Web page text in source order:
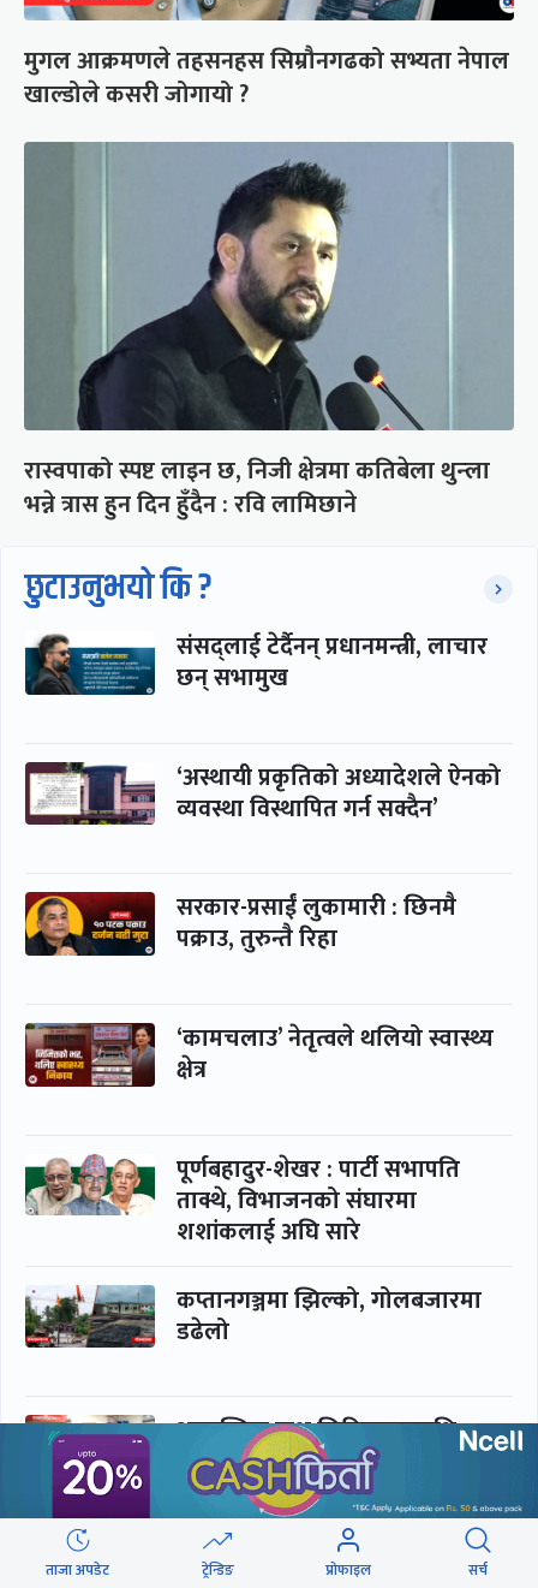
मुगल आक्रमणले तहसनहस सिम्रौनगढको सभ्यता नेपाल
खाल्डोले कसरी जोगायो ?
रास्वपाको स्पष्ट लाइन छ, निजी क्षेत्रमा कतिबेला थुन्ला
भन्ने त्रास हुन दिन हुँदैन : रवि लामिछाने
छुटाउनुभयो कि ?
संसद्लाई टेर्दैनन् प्रधानमन्त्री, लाचार
छन् सभामुख
‘अस्थायी प्रकृतिको अध्यादेशले ऐनको
व्यवस्था विस्थापित गर्न सक्दैन’
सरकार-प्रसाईं लुकामारी : छिनमै
पक्राउ, तुरुन्तै रिहा
‘कामचलाउ’ नेतृत्वले थलियो स्वास्थ्य
क्षेत्र
पूर्णबहादुर-शेखर : पार्टी सभापति
ताक्थे, विभाजनको संघारमा
शशांकलाई अघि सारे
कप्तानगञ्जमा झिल्को, गोलबजारमा
डढेलो
आकस्मिक कक्ष चिकित्सकमाथि
हातपातको ‘हटस्पट’
नपढी ‘पास’, नपढाइ ‘गुणस्तर’
ताजा अपडेट ट्रेन्डिङ प्रोफाइल सर्च